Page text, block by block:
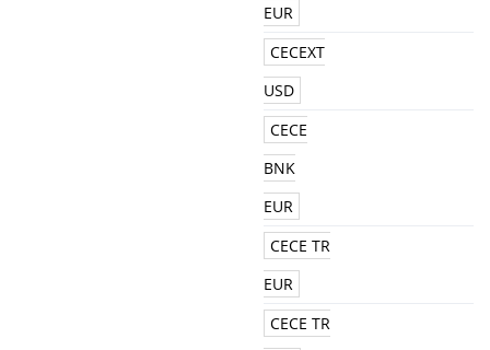
EUR
CECEXT
USD
CECE
BNK
EUR
CECE TR
EUR
CECE TR